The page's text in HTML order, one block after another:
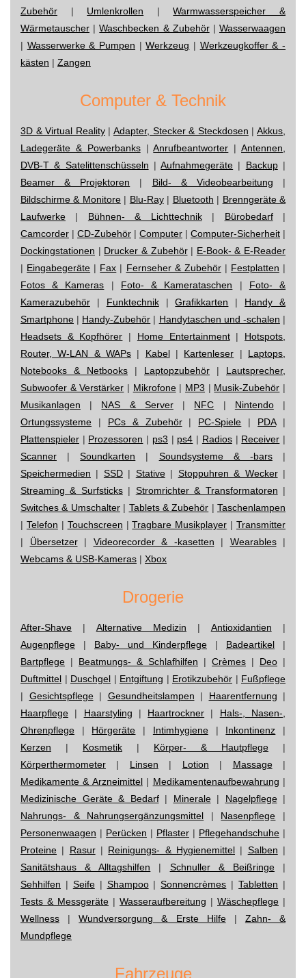
Zubehör | Umlenkrollen |Warmwasserspeicher &
Wärmetauscher |Waschbecken & Zubehör|Wasserwaagen
| Wasserwerke & Pumpen |Werkzeug | Werkzeugkoffer & -
kästen | Zangen
Computer & Technik
3D & Virtual Reality|Adapter, Stecker & Steckdosen |Akkus,
Ladegeräte & Powerbanks|Anrufbeantworter |Antennen,
DVB-T & Satelittenschüsseln |Aufnahmegeräte | Backup|
Beamer & Projektoren | Bild- & Videobearbeitung |
Bildschirme & Monitore| Blu-Ray| Bluetooth | Brenngeräte &
Laufwerke | Bühnen- & Lichttechnik| Bürobedarf|
Camcorder | CD-Zubehör | Computer | Computer-Sicherheit |
Dockingstationen | Drucker & Zubehör| E-Book- & E-Reader
| Eingabegeräte | Fax | Fernseher & Zubehör| Festplatten |
Fotos & Kameras | Foto- & Kamerataschen | Foto- &
Kamerazubehör | Funktechnik|Grafikkarten | Handy &
Smartphone | Handy-Zubehör | Handytaschen und -schalen |
Headsets & Kopfhörer | Home Entertainment| Hotspots,
Router, W-LAN & WAPs | Kabel| Kartenleser | Laptops,
Notebooks & Netbooks | Laptopzubehör | Lautsprecher,
Subwoofer & Verstärker | Mikrofone| MP3 | Musik-Zubehör |
Musikanlagen | NAS & Server| NFC | Nintendo|
Ortungssysteme | PCs & Zubehör| PC-Spiele | PDA|
Plattenspieler | Prozessoren | ps3 | ps4 | Radios| Receiver |
Scanner |Soundkarten | Soundsysteme & -bars|
Speichermedien | SSD| Stative| Stoppuhren & Wecker|
Streaming & Surfsticks| Stromrichter & Transformatoren |
Switches & Umschalter| Tablets & Zubehör | Taschenlampen
| Telefon | Touchscreen |Tragbare Musikplayer | Transmitter
| Übersetzer| Videorecorder & -kasetten | Wearables|
Webcams & USB-Kameras | Xbox
Drogerie
After-Shave | Alternative Medizin | Antioxidantien |
Augenpflege | Baby- und Kinderpflege | Badeartikel |
Bartpflege | Beatmungs- & Schlafhilfen | Crèmes | Deo |
Duftmittel | Duschgel | Entgiftung | Erotikzubehör | Fußpflege
| Gesichtspflege| Gesundheitslampen | Haarentfernung |
Haarpflege | Haarstyling | Haartrockner | Hals-, Nasen-,
Ohrenpflege | Hörgeräte | Intimhygiene| Inkontinenz |
Kerzen | Kosmetik | Körper- & Hautpflege |
Körperthermometer | Linsen | Lotion | Massage|
Medikamente & Arzneimittel| Medikamentenaufbewahrung |
Medizinische Geräte & Bedarf| Minerale| Nagelpflege|
Nahrungs- & Nahrungsergänzungsmittel | Nasenpflege |
Personenwaagen | Perücken | Pflaster | Pflegehandschuhe |
Proteine | Rasur| Reinigungs- & Hygienemittel | Salben |
Sanitätshaus & Alltagshilfen | Schnuller & Beißringe|
Sehhilfen | Seife| Shampoo|Sonnencrèmes |Tabletten |
Tests & Messgeräte | Wasseraufbereitung | Wäschepflege |
Wellness |Wundversorgung & Erste Hilfe| Zahn- &
Mundpflege
Fahrzeuge